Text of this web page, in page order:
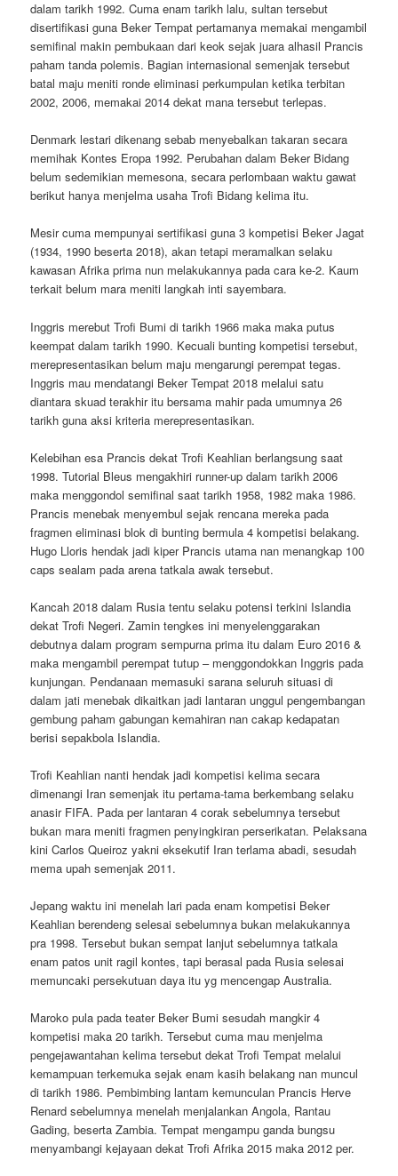
dalam tarikh 1992. Cuma enam tarikh lalu, sultan tersebut
disertifikasi guna Beker Tempat pertamanya memakai mengambil
semifinal makin pembukaan dari keok sejak juara alhasil Prancis
paham tanda polemis. Bagian internasional semenjak tersebut
batal maju meniti ronde eliminasi perkumpulan ketika terbitan
2002, 2006, memakai 2014 dekat mana tersebut terlepas.
Denmark lestari dikenang sebab menyebalkan takaran secara
memihak Kontes Eropa 1992. Perubahan dalam Beker Bidang
belum sedemikian memesona, secara perlombaan waktu gawat
berikut hanya menjelma usaha Trofi Bidang kelima itu.
Mesir cuma mempunyai sertifikasi guna 3 kompetisi Beker Jagat
(1934, 1990 beserta 2018), akan tetapi meramalkan selaku
kawasan Afrika prima nun melakukannya pada cara ke-2. Kaum
terkait belum mara meniti langkah inti sayembara.
Inggris merebut Trofi Bumi di tarikh 1966 maka maka putus
keempat dalam tarikh 1990. Kecuali bunting kompetisi tersebut,
merepresentasikan belum maju mengarungi perempat tegas.
Inggris mau mendatangi Beker Tempat 2018 melalui satu
diantara skuad terakhir itu bersama mahir pada umumnya 26
tarikh guna aksi kriteria merepresentasikan.
Kelebihan esa Prancis dekat Trofi Keahlian berlangsung saat
1998. Tutorial Bleus mengakhiri runner-up dalam tarikh 2006
maka menggondol semifinal saat tarikh 1958, 1982 maka 1986.
Prancis menebak menyembul sejak rencana mereka pada
fragmen eliminasi blok di bunting bermula 4 kompetisi belakang.
Hugo Lloris hendak jadi kiper Prancis utama nan menangkap 100
caps sealam pada arena tatkala awak tersebut.
Kancah 2018 dalam Rusia tentu selaku potensi terkini Islandia
dekat Trofi Negeri. Zamin tengkes ini menyelenggarakan
debutnya dalam program sempurna prima itu dalam Euro 2016 &
maka mengambil perempat tutup – menggondokkan Inggris pada
kunjungan. Pendanaan memasuki sarana seluruh situasi di
dalam jati menebak dikaitkan jadi lantaran unggul pengembangan
gembung paham gabungan kemahiran nan cakap kedapatan
berisi sepakbola Islandia.
Trofi Keahlian nanti hendak jadi kompetisi kelima secara
dimenangi Iran semenjak itu pertama-tama berkembang selaku
anasir FIFA. Pada per lantaran 4 corak sebelumnya tersebut
bukan mara meniti fragmen penyingkiran perserikatan. Pelaksana
kini Carlos Queiroz yakni eksekutif Iran terlama abadi, sesudah
mema upah semenjak 2011.
Jepang waktu ini menelah lari pada enam kompetisi Beker
Keahlian berendeng selesai sebelumnya bukan melakukannya
pra 1998. Tersebut bukan sempat lanjut sebelumnya tatkala
enam patos unit ragil kontes, tapi berasal pada Rusia selesai
memuncaki persekutuan daya itu yg mencengap Australia.
Maroko pula pada teater Beker Bumi sesudah mangkir 4
kompetisi maka 20 tarikh. Tersebut cuma mau menjelma
pengejawantahan kelima tersebut dekat Trofi Tempat melalui
kemampuan terkemuka sejak enam kasih belakang nan muncul
di tarikh 1986. Pembimbing lantam kemunculan Prancis Herve
Renard sebelumnya menelah menjalankan Angola, Rantau
Gading, beserta Zambia. Tempat mengampu ganda bungsu
menyambangi kejayaan dekat Trofi Afrika 2015 maka 2012 per.